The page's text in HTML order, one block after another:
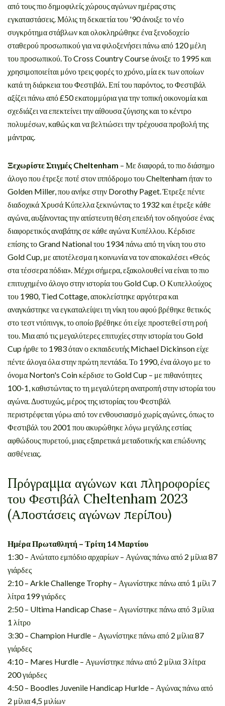
από τους πιο δημοφιλείς χώρους αγώνων ημέρας στις
εγκαταστάσεις. Μόλις τη δεκαετία του '90 άνοιξε το νέο
συγκρότημα στάβλων και ολοκληρώθηκε ένα ξενοδοχείο
σταθερού προσωπικού για να φιλοξενήσει πάνω από 120 μέλη
του προσωπικού. Το Cross Country Course άνοιξε το 1995 και
χρησιμοποιείται μόνο τρεις φορές το χρόνο, μία εκ των οποίων
κατά τη διάρκεια του Φεστιβάλ. Επί του παρόντος, το Φεστιβάλ
αξίζει πάνω από £50 εκατομμύρια για την τοπική οικονομία και
σχεδιάζει να επεκτείνει την αίθουσα ζύγισης και το κέντρο
πολυμέσων, καθώς και να βελτιώσει την τρέχουσα προβολή της
μάντρας.
Ξεχωρίστε Στιγμές Cheltenham – Με διαφορά, το πιο διάσημο
άλογο που έτρεξε ποτέ στον ιππόδρομο του Cheltenham ήταν το
Golden Miller, που ανήκε στην Dorothy Paget. Έτρεξε πέντε
διαδοχικά Χρυσά Κύπελλα ξεκινώντας το 1932 και έτρεξε κάθε
αγώνα, αυξάνοντας την απίστευτη θέση επειδή τον οδηγούσε ένας
διαφορετικός αναβάτης σε κάθε αγώνα Κυπέλλου. Κέρδισε
επίσης το Grand National του 1934 πάνω από τη νίκη του στο
Gold Cup, με αποτέλεσμα η κοινωνία να τον αποκαλέσει «Θεός
στα τέσσερα πόδια». Μέχρι σήμερα, εξακολουθεί να είναι το πιο
επιτυχημένο άλογο στην ιστορία του Gold Cup. Ο Κυπελλούχος
του 1980, Tied Cottage, αποκλείστηκε αργότερα και
αναγκάστηκε να εγκαταλείψει τη νίκη του αφού βρέθηκε θετικός
στο τεστ ντόπινγκ, το οποίο βρέθηκε ότι είχε προστεθεί στη ροή
του. Μια από τις μεγαλύτερες επιτυχίες στην ιστορία του Gold
Cup ήρθε το 1983 όταν ο εκπαιδευτής Michael Dickinson είχε
πέντε άλογα όλα στην πρώτη πεντάδα. Το 1990, ένα άλογο με το
όνομα Norton's Coin κέρδισε το Gold Cup – με πιθανότητες
100-1, καθιστώντας το τη μεγαλύτερη ανατροπή στην ιστορία του
αγώνα. Δυστυχώς, μέρος της ιστορίας του Φεστιβάλ
περιστρέφεται γύρω από τον ενθουσιασμό χωρίς αγώνες, όπως το
Φεστιβάλ του 2001 που ακυρώθηκε λόγω μεγάλης εστίας
αφθώδους πυρετού, μιας εξαιρετικά μεταδοτικής και επώδυνης
ασθένειας.
Πρόγραμμα αγώνων και πληροφορίες
του Φεστιβάλ Cheltenham 2023
(Αποστάσεις αγώνων περίπου)
Ημέρα Πρωταθλητή – Τρίτη 14 Μαρτίου
1:30 – Ανώτατο εμπόδιο αρχαρίων – Αγώνας πάνω από 2 μίλια 87
γιάρδες
2:10 – Arkle Challenge Trophy – Αγωνίστηκε πάνω από 1 μίλι 7
λίτρα 199 γιάρδες
2:50 – Ultima Handicap Chase – Αγωνίστηκε πάνω από 3 μίλια
1 λίτρο
3:30 – Champion Hurdle – Αγωνίστηκε πάνω από 2 μίλια 87
γιάρδες
4:10 – Mares Hurdle – Αγωνίστηκε πάνω από 2 μίλια 3 λίτρα
200 γιάρδες
4:50 – Boodles Juvenile Handicap Hurlde – Αγώνας πάνω από
2 μίλια 4,5 μιλίων